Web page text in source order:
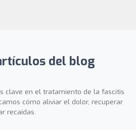
del blog
clave en el tratamiento de la fascitis
cómo aliviar el dolor, recuperar
recaídas.